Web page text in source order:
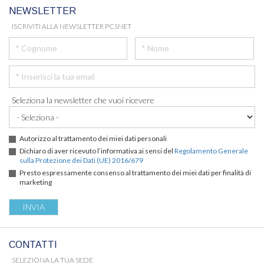
NEWSLETTER
ISCRIVITI ALLA NEWSLETTER PCSNET
Seleziona la newsletter che vuoi ricevere
Autorizzo al trattamento dei miei dati personali
Dichiaro di aver ricevuto l’informativa ai sensi del Regolamento Generale
sulla Protezione dei Dati (UE) 2016/679
Presto espressamente consenso al trattamento dei miei dati per finalità di
marketing
CONTATTI
SELEZIONA LA TUA SEDE